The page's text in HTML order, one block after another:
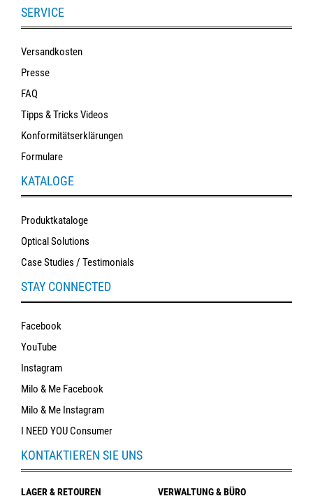
SERVICE
Versandkosten
Presse
FAQ
Tipps & Tricks Videos
Konformitätserklärungen
Formulare
KATALOGE
Produktkataloge
Optical Solutions
Case Studies / Testimonials
STAY CONNECTED
Facebook
YouTube
Instagram
Milo & Me Facebook
Milo & Me Instagram
I NEED YOU Consumer
KONTAKTIEREN SIE UNS
LAGER & RETOUREN VERWALTUNG & BÜRO